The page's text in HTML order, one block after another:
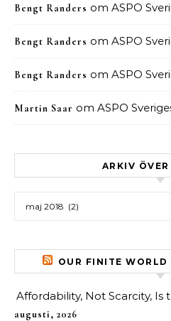
Bengt Randers om ASPO
Bengt Randers om ASPO
Bengt Randers om ASPO
Martin Saar om ASPO
ARKIV
OUR FINITE WORLD
Affordability, Not Scarcity, Is
augusti, 2026